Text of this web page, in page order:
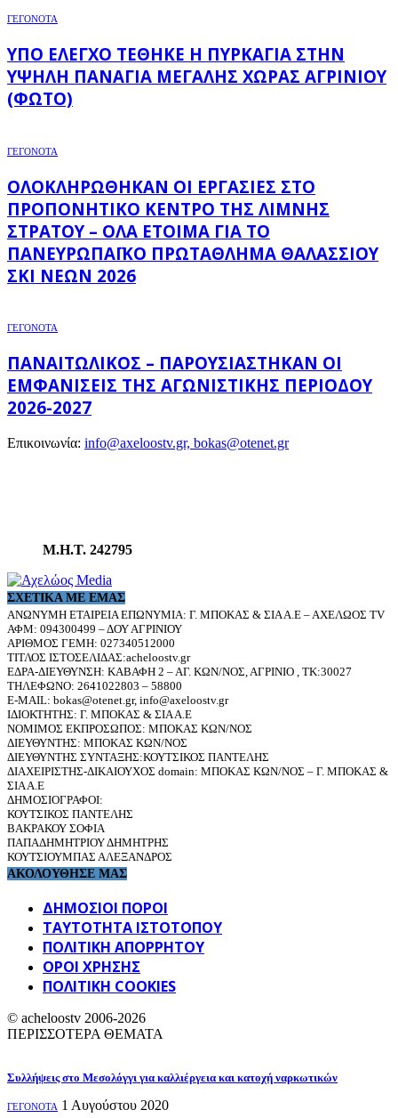
ΓΕΓΟΝΟΤΑ
ΥΠΌ ΈΛΕΓΧΟ ΤΈΘΗΚΕ Η ΠΥΡΚΑΓΙΆ ΣΤΗΝ
ΥΨΗΛΉ ΠΑΝΑΓΙΆ ΜΕΓΆΛΗΣ ΧΏΡΑΣ ΑΓΡΙΝΊΟΥ
(ΦΩΤΌ)
ΓΕΓΟΝΟΤΑ
ΟΛΟΚΛΗΡΏΘΗΚΑΝ ΟΙ ΕΡΓΑΣΊΕΣ ΣΤΟ
ΠΡΟΠΟΝΗΤΙΚΌ ΚΈΝΤΡΟ ΤΗΣ ΛΊΜΝΗΣ
ΣΤΡΆΤΟΥ – ΌΛΑ ΈΤΟΙΜΑ ΓΙΑ ΤΟ
ΠΑΝΕΥΡΩΠΑΪΚΌ ΠΡΩΤΆΘΛΗΜΑ ΘΑΛΆΣΣΙΟΥ
ΣΚΙ ΝΈΩΝ 2026
ΓΕΓΟΝΟΤΑ
ΠΑΝΑΙΤΩΛΙΚΌΣ – ΠΑΡΟΥΣΙΆΣΤΗΚΑΝ ΟΙ
ΕΜΦΑΝΊΣΕΙΣ ΤΗΣ ΑΓΩΝΙΣΤΙΚΉΣ ΠΕΡΙΌΔΟΥ
2026-2027
Επικοινωνία: info@axeloostv.gr, bokas@otenet.gr
Μ.Η.Τ. 242795
ΣΧΕΤΙΚΆ ΜΕ ΕΜΆΣ
ΑΝΩΝΥΜΗ ΕΤΑΙΡΕΙΑ ΕΠΩΝΥΜΙΑ: Γ. ΜΠΟΚΑΣ & ΣΙΑ Α.Ε – ΑΧΕΛΩΟΣ TV
ΑΦΜ: 094300499 – ΔΟΥ ΑΓΡΙΝΙΟΥ
ΑΡΙΘΜΟΣ ΓΕΜΗ: 027340512000
ΤΙΤΛΟΣ ΙΣΤΟΣΕΛΙΔΑΣ:acheloostv.gr
ΕΔΡΑ-ΔΙΕΥΘΥΝΣΗ: ΚΑΒΑΦΗ 2 – ΑΓ. ΚΩΝ/ΝΟΣ, ΑΓΡΙΝΙΟ , ΤΚ:30027
ΤΗΛΕΦΩΝΟ: 2641022803 – 58800
E-MAIL: bokas@otenet.gr, info@axeloostv.gr
ΙΔΙΟΚΤΗΤΗΣ: Γ. ΜΠΟΚΑΣ & ΣΙΑ Α.Ε
ΝΟΜΙΜΟΣ ΕΚΠΡΟΣΩΠΟΣ: ΜΠΟΚΑΣ ΚΩΝ/ΝΟΣ
ΔΙΕΥΘΥΝΤΗΣ: ΜΠΟΚΑΣ ΚΩΝ/ΝΟΣ
ΔΙΕΥΘΥΝΤΗΣ ΣΥΝΤΑΞΗΣ:ΚΟΥΤΣΙΚΟΣ ΠΑΝΤΕΛΗΣ
ΔΙΑΧΕΙΡΙΣΤΗΣ-ΔΙΚΑΙΟΥΧΟΣ domain: ΜΠΟΚΑΣ ΚΩΝ/ΝΟΣ – Γ. ΜΠΟΚΑΣ &
ΣΙΑ Α.Ε
ΔΗΜΟΣΙΟΓΡΑΦΟΙ:
ΚΟΥΤΣΙΚΟΣ ΠΑΝΤΕΛΗΣ
ΒΑΚΡΑΚΟΥ ΣΟΦΙΑ
ΠΑΠΑΔΗΜΗΤΡΙΟΥ ΔΗΜΗΤΡΗΣ
ΚΟΥΤΣΙΟΥΜΠΑΣ ΑΛΕΞΑΝΔΡΟΣ
ΑΚΟΛΟΥΘΗΣΕ ΜΑΣ
ΔΗΜΟΣΙΟΙ ΠΟΡΟΙ
ΤΑΥΤΌΤΗΤΑ ΙΣΤΌΤΟΠΟΥ
ΠΟΛΙΤΙΚΉ ΑΠΟΡΡΉΤΟΥ
ΌΡΟΙ ΧΡΉΣΗΣ
ΠΟΛΙΤΙΚΗ COOKIES
© acheloostv 2006-2026
ΠΕΡΙΣΣΟΤΕΡΑ ΘΕΜΑΤΑ
Συλλήψεις στο Μεσολόγγι για καλλιέργεια και κατοχή ναρκωτικών
ΓΕΓΟΝΟΤΑ 1 Αυγούστου 2020